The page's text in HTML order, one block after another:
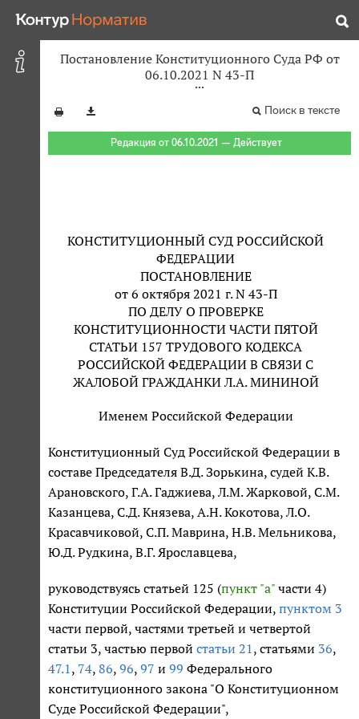
Постановление Конституционного Суда РФ от
06.10.2021 N 43-П
Поиск в тексте
Редакция от 06.10.2021 — Действует
КОНСТИТУЦИОННЫЙ СУД РОССИЙСКОЙ
ФЕДЕРАЦИИ
ПОСТАНОВЛЕНИЕ
от 6 октября 2021 г. N 43-П
ПО ДЕЛУ О ПРОВЕРКЕ
КОНСТИТУЦИОННОСТИ ЧАСТИ ПЯТОЙ
СТАТЬИ 157 ТРУДОВОГО КОДЕКСА
РОССИЙСКОЙ ФЕДЕРАЦИИ В СВЯЗИ С
ЖАЛОБОЙ ГРАЖДАНКИ Л.А. МИНИНОЙ
Именем Российской Федерации
Конституционный Суд Российской Федерации в
составе Председателя В.Д. Зорькина, судей К.В.
Арановского, Г.А. Гаджиева, Л.М. Жарковой, С.М.
Казанцева, С.Д. Князева, А.Н. Кокотова, Л.О.
Красавчиковой, С.П. Маврина, Н.В. Мельникова,
Ю.Д. Рудкина, В.Г. Ярославцева,
руководствуясь статьей 125 (пункт "а" части 4)
Конституции Российской Федерации, пунктом 3
части первой, частями третьей и четвертой
статьи 3, частью первой статьи 21 , статьями 36,
47.1 , 74, 86, 96, 97 и 99 Федерального
конституционного закона "О Конституционном
Суде Российской Федерации",